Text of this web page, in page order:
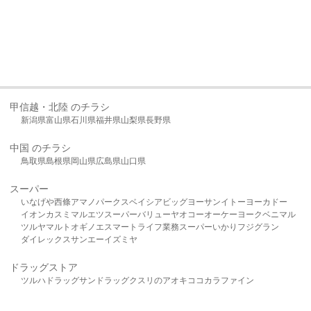
甲信越・北陸 のチラシ
新潟県富山県石川県福井県山梨県長野県
中国 のチラシ
鳥取県島根県岡山県広島県山口県
スーパー
いなげや西條アマノパークスベイシア ビッグヨーサンイトーヨーカドー
イオンカスミ マルエツスーパーバリューヤオコーオーケー ヨークベニマル
ツルヤマルト オギノ エスマート ライフ業務スーパーいかり フジグラン
ダイレックスサンエーイズミヤ
ドラッグストア
ツルハドラッグサンドラッグクスリのアオキ ココカラファイン